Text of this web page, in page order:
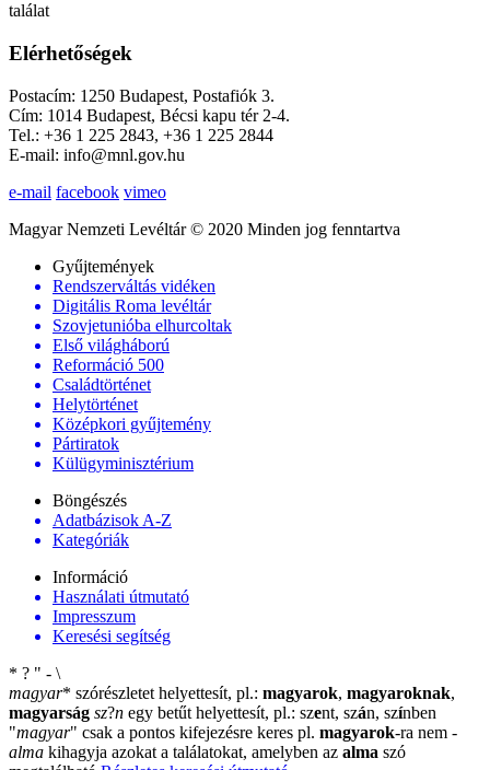
találat
Elérhetőségek
Postacím: 1250 Budapest, Postafiók 3.
Cím: 1014 Budapest, Bécsi kapu tér 2-4.
Tel.: +36 1 225 2843, +36 1 225 2844
E-mail: info@mnl.gov.hu
e-mail facebook vimeo
Magyar Nemzeti Levéltár © 2020 Minden jog fenntartva
Gyűjtemények
Rendszerváltás vidéken
Digitális Roma levéltár
Szovjetunióba elhurcoltak
Első világháború
Reformáció 500
Családtörténet
Helytörténet
Középkori gyűjtemény
Pártiratok
Külügyminisztérium
Böngészés
Adatbázisok A-Z
Kategóriák
Információ
Használati útmutató
Impresszum
Keresési segítség
* ? " - \
magyar* szórészletet helyettesít, pl.: magyarok, magyaroknak,
magyarság sz?n egy betűt helyettesít, pl.: szent, szán, színben
"magyar" csak a pontos kifejezésre keres pl. magyarok-ra nem -
alma kihagyja azokat a találatokat, amelyben az alma szó